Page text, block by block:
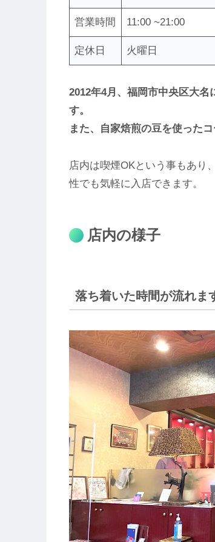
営業時間 11:00 ~21:00
定休日 火曜日
2012年4月、福岡市中央区大
す。
また、自家焙煎の豆を使った
店内は喫煙OKという事もあり
性でも気軽に入店できます。
店内の様子
落ち着いた時間が流れま